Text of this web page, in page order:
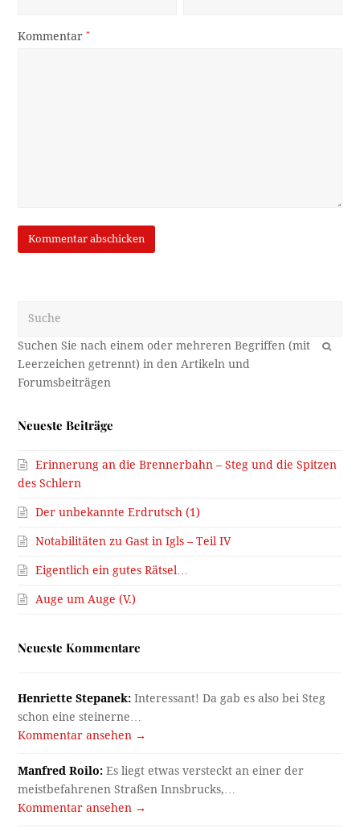
Kommentar*
OK
Neueste Beiträge
Erinnerung an die Brennerbahn – Steg und die Spitzen
des Schlern
Der unbekannte Erdrutsch (1)
Notabilitäten zu Gast in Igls – Teil IV
Eigentlich ein gutes Rätsel…
Auge um Auge (V.)
Neueste Kommentare
Henriette Stepanek: Interessant! Da gab es also bei Steg
schon eine steinerne…
Kommentar ansehen →
Manfred Roilo: Es liegt etwas versteckt an einer der
meistbefahrenen Straßen Innsbrucks,…
Kommentar ansehen →